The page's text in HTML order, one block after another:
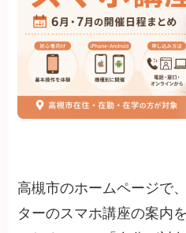
高槻市のホームページで
ターのスマホ講座の案内